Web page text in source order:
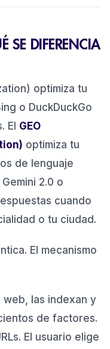
SE DIFERENCIA
optimiza tu
o DuckDuckGo
El GEO
optimiza tu
de lenguaje
2.0 o
cuando
o tu ciudad.
El mecanismo
web, las indexan y
de factores.
El usuario elige